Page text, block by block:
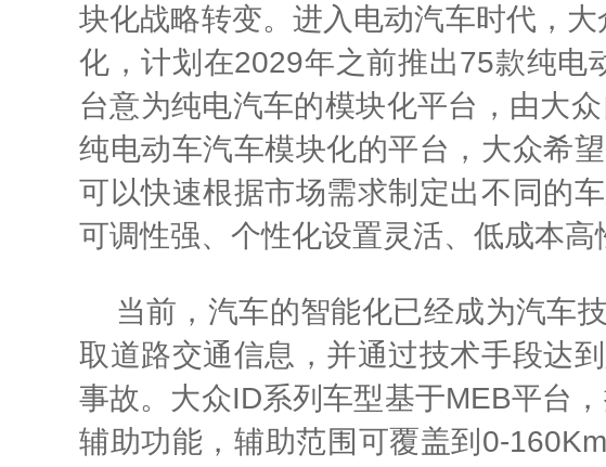
块化战略转变。进入电动汽车时代，
化，计划在2029年之前推出75款纯电
台意为纯电汽车的模块化平台，由大
纯电动车汽车模块化的平台，大众希
可以快速根据市场需求制定出不同的
可调性强、个性化设置灵活、低成本高
当前，汽车的智能化已经成为汽车
取道路交通信息，并通过技术手段达
事故。大众ID系列车型基于MEB平台
辅助功能，辅助范围可覆盖到0-